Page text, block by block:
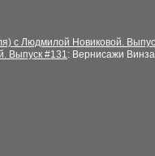
с Людмилой Новиковой.
Выпуск #131: Вернисажи